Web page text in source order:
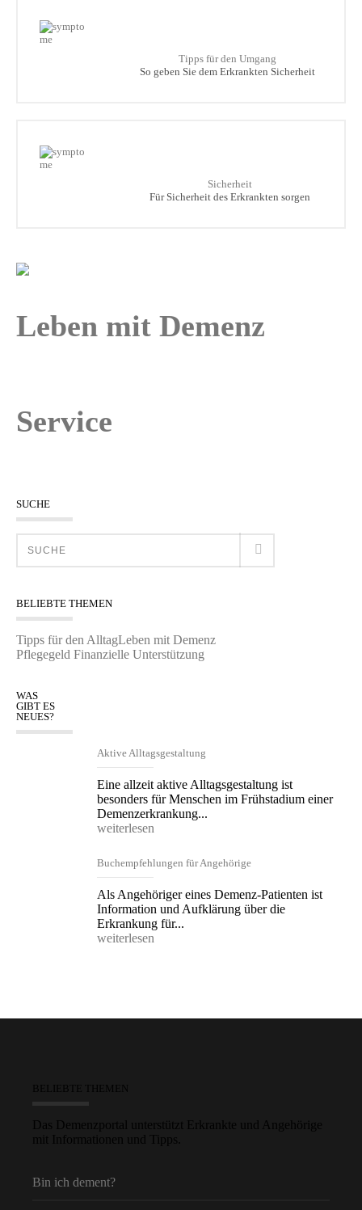
Tipps für den Umgang
So geben Sie dem Erkrankten Sicherheit
Sicherheit
Für Sicherheit des Erkrankten sorgen
Leben mit Demenz
Service
SUCHE
BELIEBTE THEMEN
Tipps für den AlltagLeben mit Demenz
Pflegegeld Finanzielle Unterstützung
WAS
GIBT ES
NEUES?
Aktive Alltagsgestaltung
Eine allzeit aktive Alltagsgestaltung ist
besonders für Menschen im Frühstadium einer
Demenzerkrankung...
weiterlesen
Buchempfehlungen für Angehörige
Als Angehöriger eines Demenz-Patienten ist
Information und Aufklärung über die
Erkrankung für...
weiterlesen
BELIEBTE THEMEN
Das Demenzportal unterstützt Erkrankte und Angehörige
mit Informationen und Tipps.
Bin ich dement?